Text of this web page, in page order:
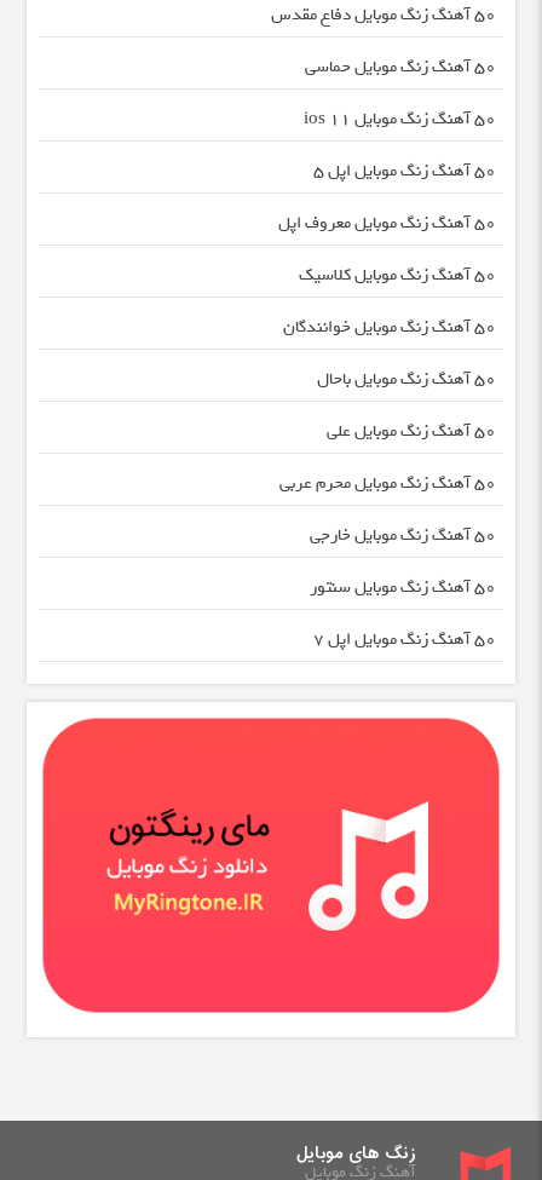
50 آهنگ زنگ موبایل دفاع مقدس
50 آهنگ زنگ موبایل حماسی
50 آهنگ زنگ موبایل ios 11
50 آهنگ زنگ موبایل اپل 5
50 آهنگ زنگ موبایل معروف اپل
50 آهنگ زنگ موبایل کلاسیک
50 آهنگ زنگ موبایل خوانندگان
50 آهنگ زنگ موبایل باحال
50 آهنگ زنگ موبایل علی
50 آهنگ زنگ موبایل محرم عربی
50 آهنگ زنگ موبایل خارجی
50 آهنگ زنگ موبایل سنتور
50 آهنگ زنگ موبایل اپل 7
زنگ های موبایل
آهنگ زنگ موبایل